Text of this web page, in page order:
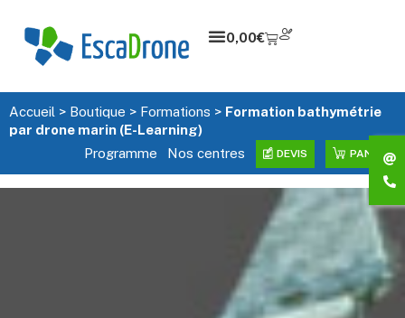
0,00€
Accueil > Boutique > Formations > Formation bathymétrie
par drone marin (E-Learning)
Programme
Nos centres DEVIS PANIER